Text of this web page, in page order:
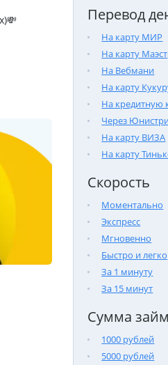
Перевод
На карту МИР
На карту
На Вебмани
На карту
На кредитную
Через
На карту ВИЗА
На карту
Скорость
Моментально
Экспресс
Мгновенно
Быстро и легко
За 1 минуту
За 15 минут
Сумма
1000 рублей
5000 рублей